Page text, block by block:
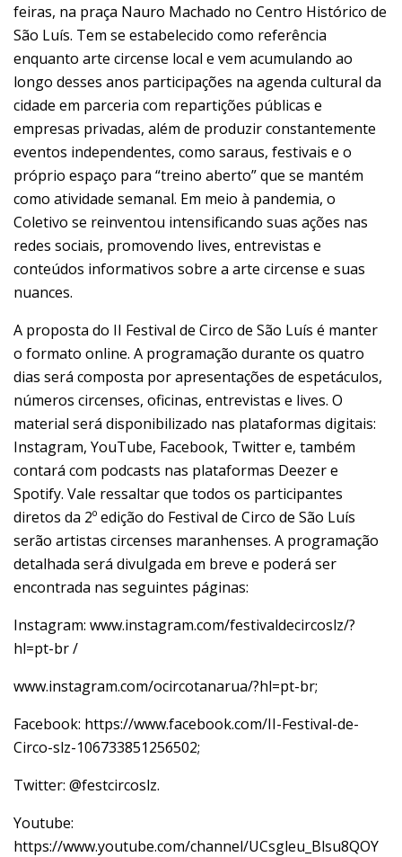
feiras, na praça Nauro Machado no Centro Histórico de
São Luís. Tem se estabelecido como referência
enquanto arte circense local e vem acumulando ao
longo desses anos participações na agenda cultural da
cidade em parceria com repartições públicas e
empresas privadas, além de produzir constantemente
eventos independentes, como saraus, festivais e o
próprio espaço para “treino aberto” que se mantém
como atividade semanal. Em meio à pandemia, o
Coletivo se reinventou intensificando suas ações nas
redes sociais, promovendo lives, entrevistas e
conteúdos informativos sobre a arte circense e suas
nuances.
A proposta do II Festival de Circo de São Luís é manter
o formato online. A programação durante os quatro
dias será composta por apresentações de espetáculos,
números circenses, oficinas, entrevistas e lives. O
material será disponibilizado nas plataformas digitais:
Instagram, YouTube, Facebook, Twitter e, também
contará com podcasts nas plataformas Deezer e
Spotify. Vale ressaltar que todos os participantes
diretos da 2º edição do Festival de Circo de São Luís
serão artistas circenses maranhenses. A programação
detalhada será divulgada em breve e poderá ser
encontrada nas seguintes páginas:
Instagram: www.instagram.com/festivaldecircoslz/?
hl=pt-br /
www.instagram.com/ocircotanarua/?hl=pt-br;
Facebook: https://www.facebook.com/II-Festival-de-
Circo-slz-106733851256502;
Twitter: @festcircoslz.
Youtube:
https://www.youtube.com/channel/UCsgleu_Blsu8QOY